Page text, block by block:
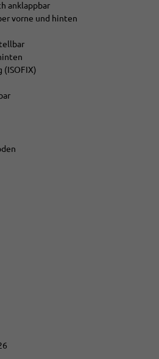
anklappbar
vorne und hinten